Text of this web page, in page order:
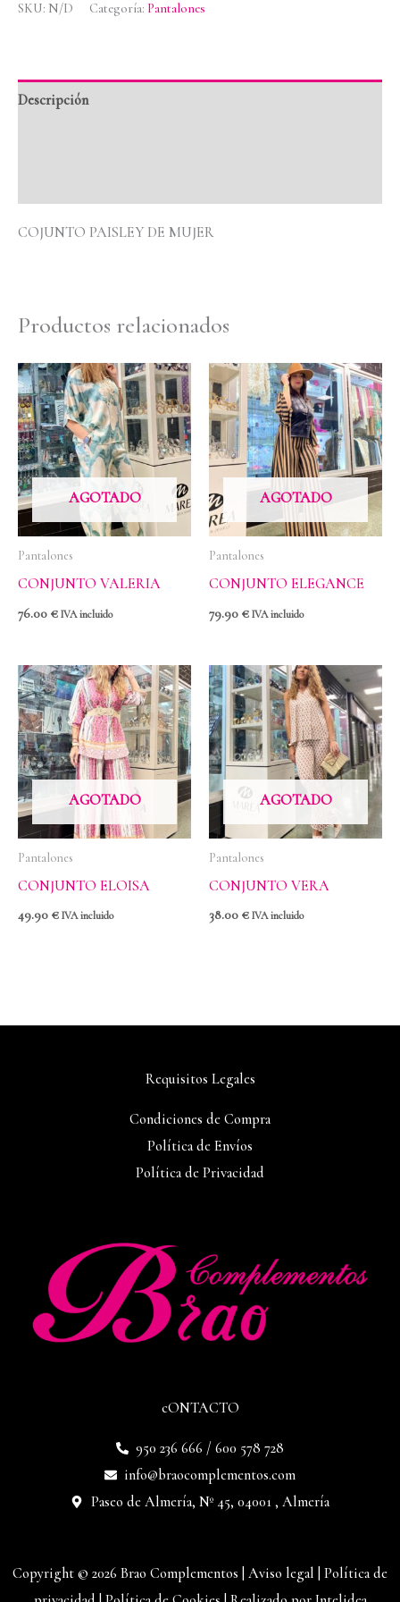
SKU: N/D Categoría: Pantalones
Descripción
COJUNTO PAISLEY DE MUJER
Productos relacionados
AGOTADO
Pantalones
CONJUNTO VALERIA
76.00 € IVA incluido
AGOTADO
Pantalones
CONJUNTO ELEGANCE
79.90 € IVA incluido
AGOTADO
Pantalones
CONJUNTO ELOISA
49.90 € IVA incluido
AGOTADO
Pantalones
CONJUNTO VERA
38.00 € IVA incluido
cONTACTO
950 236 666 / 600 578 728
info@braocomplementos.com
Paseo de Almería, Nº 45, 04001 , Almería
Requisitos Legales
Condiciones de Compra
Política de Envíos
Política de Privacidad
Copyright © 2026 Brao Complementos | Aviso legal Política de